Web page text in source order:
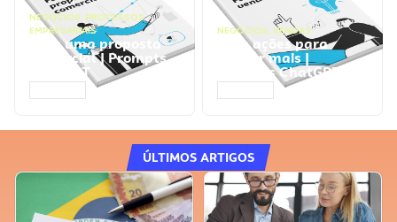
NEGÓCIOS, PROCESSOS
EMPRESARIAIS
Faça uma proposta
comercial | Prompts
ChatGPT
NEGÓCIOS, VENDAS
Faça ações para
vender mais |
Prompts ChatGPT
ÚLTIMOS ARTIGOS